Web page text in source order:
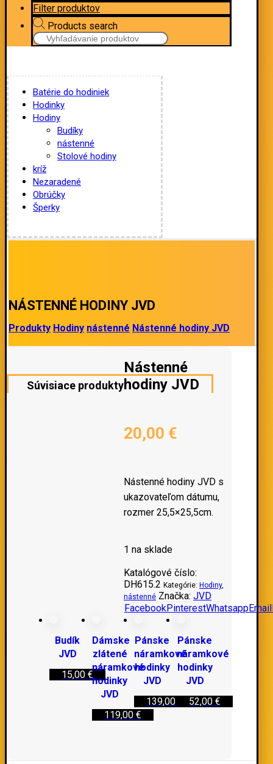
Filter produktov
Products search
Batérie do hodiniek
Hodinky
Hodiny
Budíky
nástenné
Stolové hodiny
kríž
Nezaradené
Obrúčky
Šperky
NÁSTENNÉ HODINY JVD
Produkty Hodiny nástenné Nástenné hodiny JVD
Nástenné
hodiny JVD
20,00 €
Nástenné hodiny JVD s
ukazovateľom dátumu,
rozmer 25,5×25,5cm.
1 na sklade
Katalógové číslo:
DH615.2 Kategórie: Hodiny,
nástenné Značka:JVD
FacebookPinterestWhatsappEmail
Súvisiace produkty
Budík
JVD
15,00 €
Dámske
zlátené
náramkové
hodinky
JVD
119,00 €
Pánske
náramkové
hodinky
JVD
139,00
Pánske
náramkové
hodinky
JVD
52,00 €